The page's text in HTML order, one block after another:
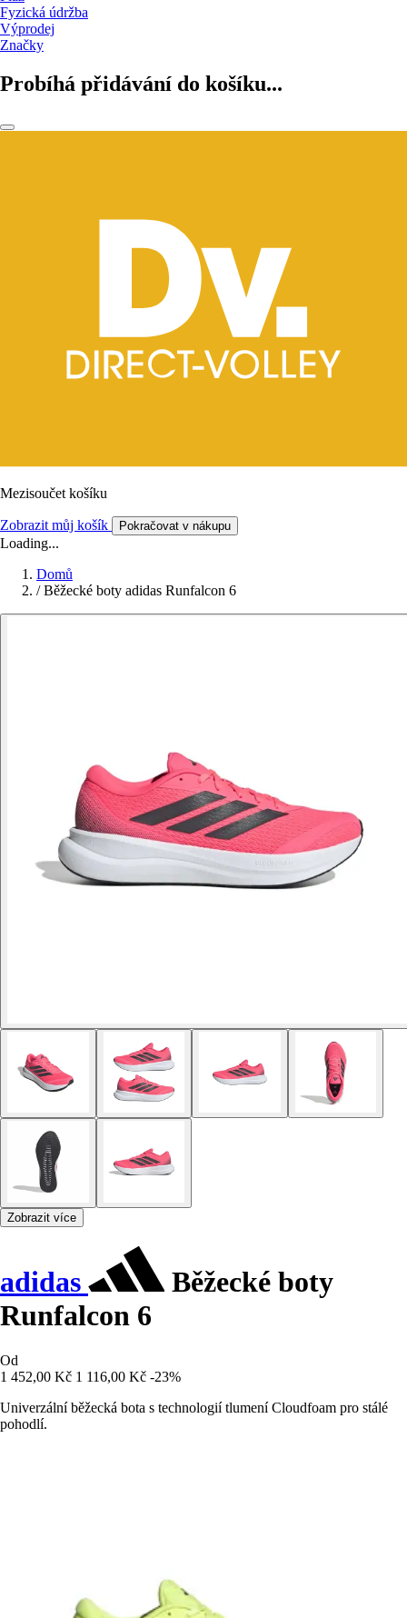
Fyzická údržba
Výprodej
Značky
Probíhá přidávání do košíku...
Mezisoučet košíku
Zobrazit můj košík Pokračovat v nákupu
Loading...
Domů
/ Běžecké boty adidas Runfalcon 6
Zobrazit více
adidas
Běžecké boty
Runfalcon 6
Od
1 452,00 Kč 1 116,00 Kč -23%
Univerzální běžecká bota s technologií tlumení Cloudfoam pro stálé
pohodlí.